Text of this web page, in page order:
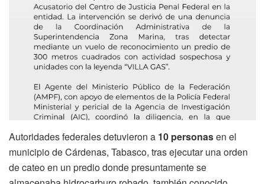
Autoridades federales detuvieron a 10 personasen el
municipio de Cárdenas, Tabasco, tras ejecutar una orden
de cateo en un predio donde presuntamente se